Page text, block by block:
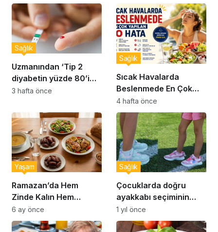
Uzmanından ‘Tip 2
diyabetin yüzde 80’i
önlenebilir’ uyarısı
Sağlık
3 hafta önce
Sıcak Havalarda
Beslenmede En Çok
Yapılan 10 Hata
Sağlık
4 hafta önce
Ramazan’da Hem
Zinde Kalın Hem
Susamayın: İftar ve
Sahur İçin Altın Kurallar
Yaşam
6 ay önce
Çocuklarda doğru
ayakkabı seçiminin
önemi… Uzmanlar
uyardı: Doğru ayakkabı
Sağlık
1 yıl önce